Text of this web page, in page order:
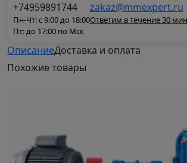
+74959891744
Пн-Чт: с 9:00 до 18:00
Пт: до 17:00 по Мск
zakaz@mmexpert.ru
Ответим в течение 30
ОписаниеДоставка и оплата
Тип 6Ш8б, 6Ш8-2: насос
Описание шламовых насосов типа
Назначение электронасосных
6Ш8-2: данные насосные установки
Похожие товары